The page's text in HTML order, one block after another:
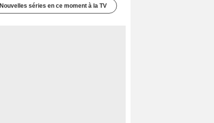
Nouvelles séries en ce moment à la TV